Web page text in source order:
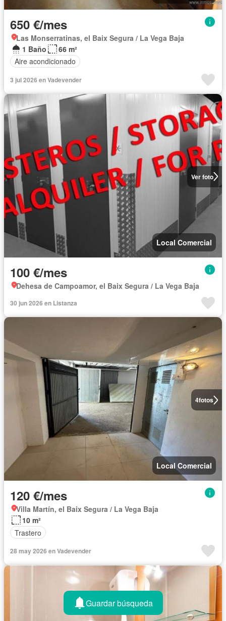
650 €/mes
Las Monserratinas, el Baix Segura / La Vega Baja
1 Baño
66 m²
Aire acondicionado
3 jul 2026 en Vadevender
Ver foto
Local Comercial
100 €/mes
Dehesa de Campoamor, el Baix Segura / La Vega Baja
30 jun 2026 en Listanza
4fotos
Local Comercial
120 €/mes
Villa Martín, el Baix Segura / La Vega Baja
10 m²
Trastero
28 may 2026 en Vadevender
Guardar búsqueda